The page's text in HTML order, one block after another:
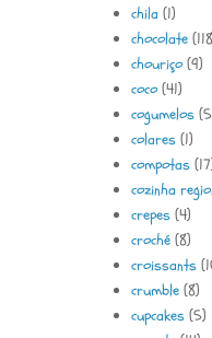
chila (1)
chocolate
chouriço (9)
coco (41)
cogumelos
colares (1)
compotas
cozinha
crepes (4)
croché (8)
croissants
crumble (8)
cupcakes (5)